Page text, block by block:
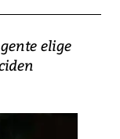
elige